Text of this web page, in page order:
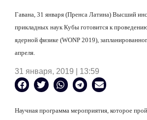
Гавана, 31 января (Пренса Латина) Высший
прикладных наук Кубы готовится к
ядерной физике (WONP 2019),
апреля.
31 января, 2019 | 13:59
Научная программа мероприятия, которое